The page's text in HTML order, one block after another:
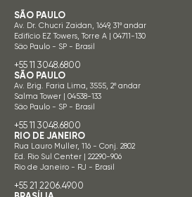
SÃO PAULO
Av. Dr. Chucri Zaidan, 1649, 31º andar
Edifício EZ Towers, Torre A | 04711-130
São Paulo - SP - Brasil
+55 11 3048.6800
SÃO PAULO
Av. Brig. Faria Lima, 3555, 2º andar
Salma Tower | 04538-133
São Paulo - SP - Brasil
+55 11 3048.6800
RIO DE JANEIRO
Rua Lauro Muller, 116 - Conj. 2802
Ed. Rio Sul Center | 22290-906
Rio de Janeiro - RJ - Brasil
+55 21 2206.4900